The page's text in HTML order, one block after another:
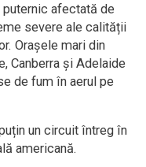
afectată de
severe ale calității
Orașele mari din
Canberra și Adelaide
de fum în aerul pe
un circuit întreg în
americană.